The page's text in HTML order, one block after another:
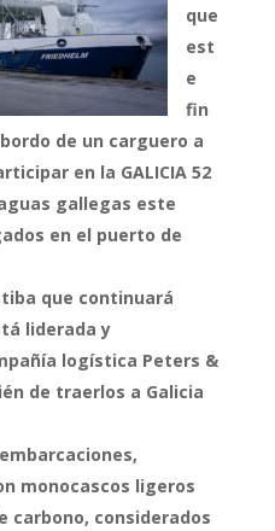
que
est
e
fin
de un carguero a
en la GALICIA 52
aguas gallegas este
en el puerto de
que continuará
liderada y
logística Peters &
de traerlos a Galicia
monocascos ligeros
carbono, considerados